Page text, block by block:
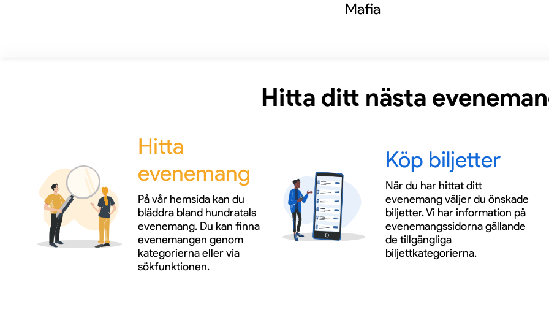
Mafia
Hitta ditt nästa
Hitta
evenemang
På vår hemsida kan du
bläddra bland hundratals
evenemang. Du kan finna
evenemangen genom
kategorierna eller via
sökfunktionen.
Köp biljetter
När du har hittat ditt
evenemang väljer du önskade
biljetter. Vi har information på
evenemangssidorna gällande
de tillgängliga
biljettkategorierna.